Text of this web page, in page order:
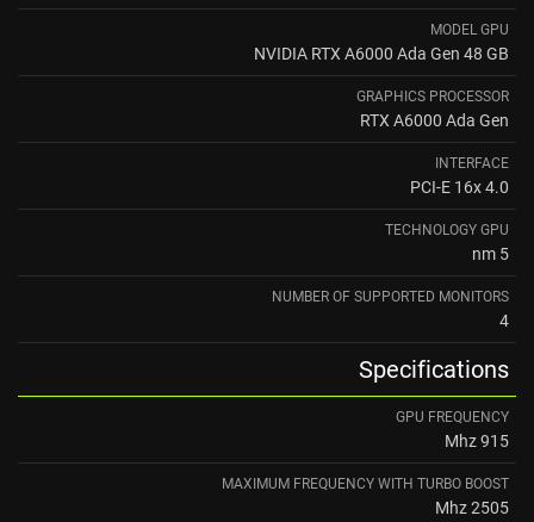
MODEL GPU
NVIDIA RTX A6000 Ada Gen 48 GB
GRAPHICS PROCESSOR
RTX A6000 Ada Gen
INTERFACE
PCI-E 16x 4.0
TECHNOLOGY GPU
5 nm
NUMBER OF SUPPORTED MONITORS
4
Specifications
GPU FREQUENCY
915 Mhz
MAXIMUM FREQUENCY WITH TURBO BOOST
2505 Mhz